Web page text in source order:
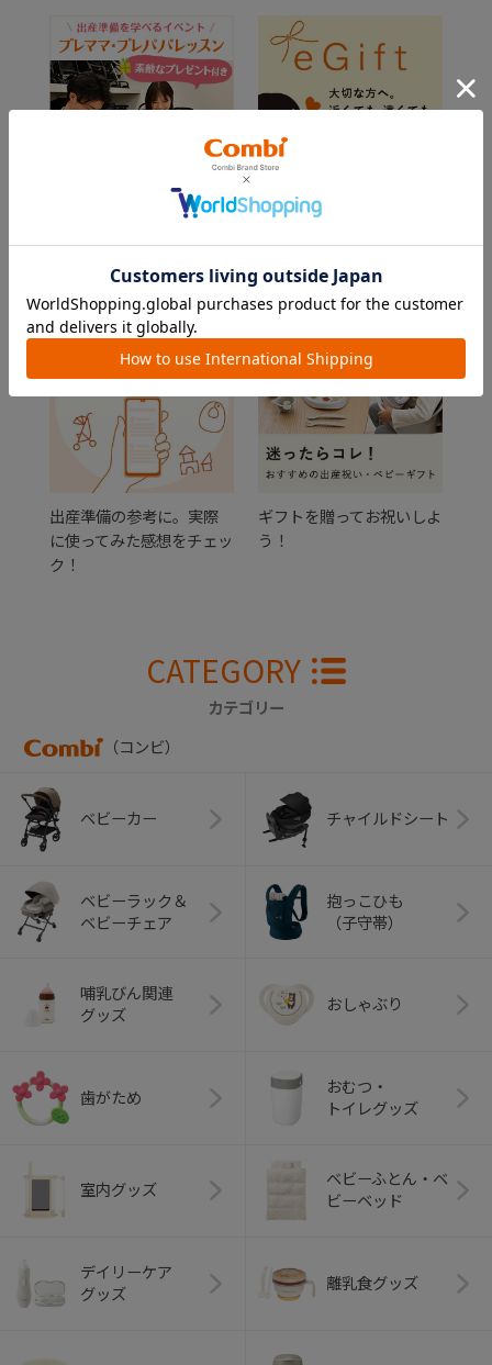
出産準備を学べるイベン
ト「プレママ・プレパパ
レッスン」
メッセージと一緒にメー
ルやSNSを使ってギフト
チケットを贈ろう！
出産準備の参考に。実際
に使ってみた感想をチェッ
ク！
ギフトを贈ってお祝いしよ
う！
CATEGORY
カテゴリー
（コンビ）
ベビーカー チャイルドシート
ベビーラック＆
ベビーチェア
抱っこひも
（子守帯）
哺乳びん関連
グッズ
おしゃぶり
歯がため
おむつ・
トイレグッズ
室内グッズ
ベビーふとん・ベ
ビーベッド
デイリーケア
グッズ
離乳食グッズ